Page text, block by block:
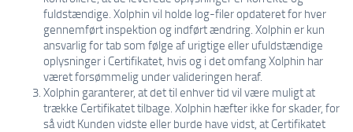
fuldstændige. Xolphin vil holde log-filer opdateret for hver
gennemført inspektion og indført ændring. Xolphin er kun
ansvarlig for tab som følge af urigtige eller ufuldstændige
oplysninger i Certifikatet, hvis og i det omfang Xolphin har
været forsømmelig under valideringen heraf.
Xolphin garanterer, at det til enhver tid vil være muligt at
trække Certifikatet tilbage. Xolphin hæfter ikke for skader, for
så vidt Kunden vidste eller burde have vidst, at Certifikatet